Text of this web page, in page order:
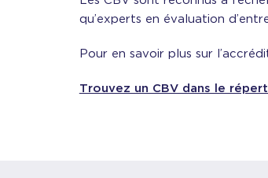
qu’experts en évaluation
Pour en savoir plus sur
Trouvez un CBV dans le